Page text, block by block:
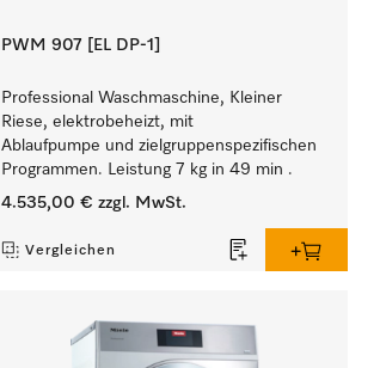
PWM 907 [EL DP-1]
Professional Waschmaschine, Kleiner
Riese, elektrobeheizt, mit
Ablaufpumpe und zielgruppenspezifischen
Programmen. Leistung 7 kg in 49 min .
4.535,00 € zzgl. MwSt.
Vergleichen